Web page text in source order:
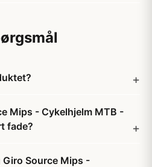
Mips - Cykelhjelm MTB -
fade?
Source Mips -